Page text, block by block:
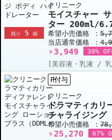
残り 5 個
クリニーク
モイスチャー
ター 200ml/
希望小売価格 ：
当店通常価格 ：
￥ 3,949 30%
[美容液・乳液 /
P付与
クリニーク
ドラマティカリ
チャライジング
（DDML+）
ット
希望小売価格 ：
￥ 25,270 67%